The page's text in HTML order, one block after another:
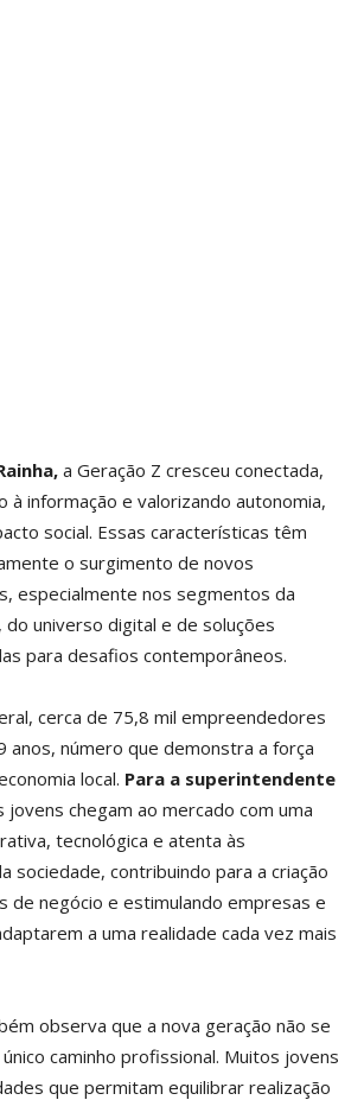
a Geração Z cresceu conectada,
à informação e valorizando autonomia,
social. Essas características têm
o surgimento de novos
especialmente nos segmentos da
do universo digital e de soluções
para desafios contemporâneos.
cerca de 75,8 mil empreendedores
anos, número que demonstra a força
local. Para a superintendente
jovens chegam ao mercado com uma
tecnológica e atenta às
sociedade, contribuindo para a criação
de negócio e estimulando empresas e
a uma realidade cada vez mais
observa que a nova geração não se
caminho profissional. Muitos jovens
que permitam equilibrar realização